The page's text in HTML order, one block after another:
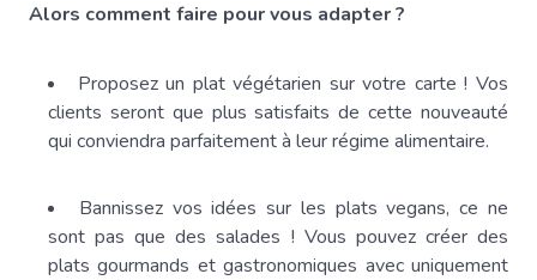
Alors comment faire pour vous adapter ?
Proposez un plat végétarien sur votre carte ! Vos
clients seront que plus satisfaits de cette nouveauté
qui conviendra parfaitement à leur régime alimentaire.
Bannissez vos idées sur les plats vegans, ce ne
sont pas que des salades ! Vous pouvez créer des
plats gourmands et gastronomiques avec uniquement